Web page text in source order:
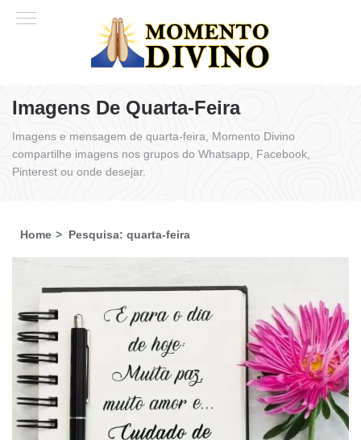
Imagens De Quarta-Feira
Imagens e mensagem de quarta-feira, Momento Divino
compartilhe imagens nos grupos do Whatsapp, Facebook,
Pinterest ou onde desejar.
Home Pesquisa: quarta-feira